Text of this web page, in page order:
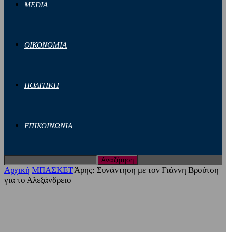
MEDIA
ΟΙΚΟΝΟΜΙΑ
ΠΟΛΙΤΙΚΗ
ΕΠΙΚΟΙΝΩΝΙΑ
Αρχική ΜΠΑΣΚΕΤΆρης: Συνάντηση με τον Γιάννη Βρούτση
για το Αλεξάνδρειο